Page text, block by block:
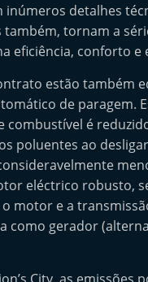
inúmeros detalhes
tornam a
eficiência, conforto e
estão também
de paragem.
é
poluentes ao
eléctrico robusto,
motor e a
como gerador